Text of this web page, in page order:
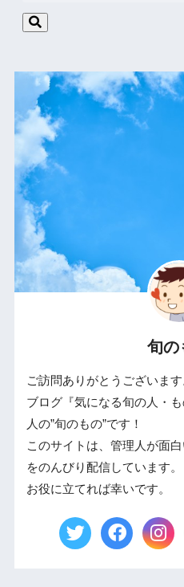
旬の
ご訪問ありがとうございます
ブログ『気になる旬の人・
人の”旬のもの”です！
このサイトは、管理人が面
をのんびり配信しています。
お役に立てれば幸いです。